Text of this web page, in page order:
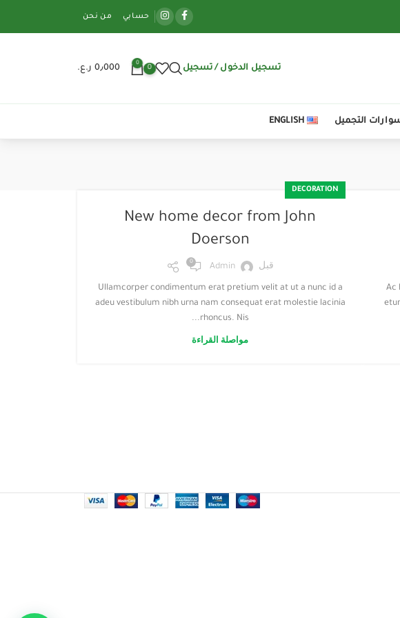
حسابي من نحن
تسجيل الدخول / تسجيل 0
0
0٫000 ر.ع.
التجميل ENGLISH
Ac
DECORATION
New home decor from John
Doerson
قبل Admin
0
Ullamcorper condimentum erat pretium velit at ut a nunc id a
adeu vestibulum nibh urna nam consequat erat molestie lacinia
rhoncus. Nis...
مواصلة القراءة